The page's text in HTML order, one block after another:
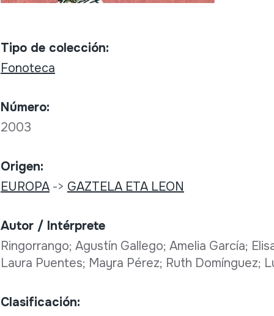
Tipo de colección:
Fonoteca
Número:
2003
Origen:
EUROPA-> GAZTELA ETA LEON
Autor / Intérprete
Ringorrango; Agustín Gallego; Amelia García;
Laura Puentes; Mayra Pérez; Ruth Domínguez;
Clasificación: